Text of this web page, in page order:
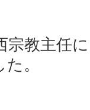
宗教主任
。